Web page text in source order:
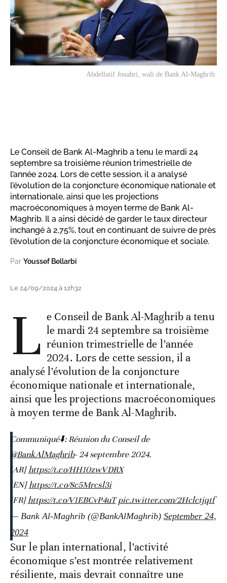
Abdellatif Jouahri, wali de Bank Al-Maghrib.
Le Conseil de Bank Al-Maghrib a tenu le mardi 24
septembre sa troisième réunion trimestrielle de
l’année 2024. Lors de cette session, il a analysé
l’évolution de la conjoncture économique nationale et
internationale, ainsi que les projections
macroéconomiques à moyen terme de Bank Al-
Maghrib. Il a ainsi décidé de garder le taux directeur
inchangé à 2,75%, tout en continuant de suivre de près
l’évolution de la conjoncture économique et sociale.
Par Youssef Bellarbi
Le 24/09/2024 à 12h32
L e Conseil de Bank Al-Maghrib a tenu
le mardi 24 septembre sa troisième
réunion trimestrielle de l’année
2024. Lors de cette session, il a
analysé l’évolution de la conjoncture
économique nationale et internationale,
ainsi que les projections macroéconomiques
à moyen terme de Bank Al-Maghrib.
Communiqué⬇️: Réunion du Conseil de
@BankAlMaghrib- 24 septembre 2024.
[AR]https://t.co/HH10zwVDRX
[EN]https://t.co/8c5Mrcsl3i
[FR]https://t.co/V1EBCvP4uT pic.twitter.com/2Hclctjqtf
— Bank Al-Maghrib (@BankAlMaghrib) September 24,
2024
Sur le plan international, l’activité
économique s’est montrée relativement
résiliente, mais devrait connaître une